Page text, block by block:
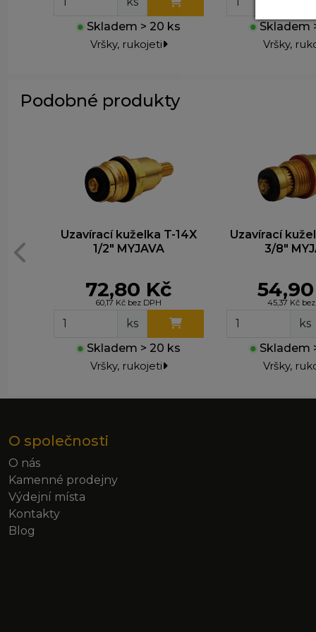
● Skladem > 20 ks
Vršky, rukojeti
● Skladem
Vršky,
Podobné produkty
Uzavírací kuželka T-14X
1/2" MYJAVA
72,80 Kč
60,17 Kč bez DPH
ks
● Skladem > 20 ks
Vršky, rukojeti
Uzavírací
3/8"
45,37 Kč
ks
● Skladem
Vršky,
O společnosti
O nás
Kamenné prodejny
Výdejní místa
Kontakty
Blog